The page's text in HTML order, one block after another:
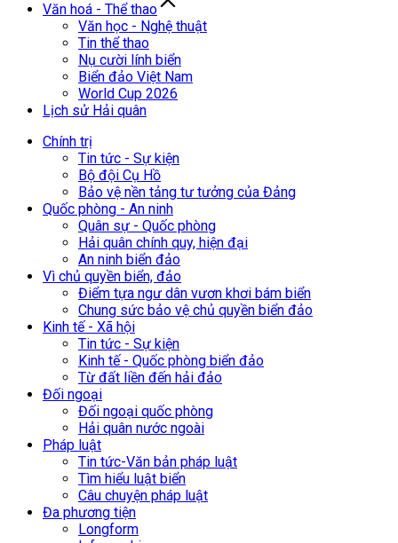
Văn hoá - Thể thao
Văn học - Nghệ thuật
Tin thể thao
Nụ cười lính biển
Biển đảo Việt Nam
World Cup 2026
Lịch sử Hải quân
Chính trị
Tin tức - Sự kiện
Bộ đội Cụ Hồ
Bảo vệ nền tảng tư tưởng của Đảng
Quốc phòng - An ninh
Quân sự - Quốc phòng
Hải quân chính quy, hiện đại
An ninh biển đảo
Vì chủ quyền biển, đảo
Điểm tựa ngư dân vươn khơi bám biển
Chung sức bảo vệ chủ quyền biển đảo
Kinh tế - Xã hội
Tin tức - Sự kiện
Kinh tế - Quốc phòng biển đảo
Từ đất liền đến hải đảo
Đối ngoại
Đối ngoại quốc phòng
Hải quân nước ngoài
Pháp luật
Tin tức-Văn bản pháp luật
Tìm hiểu luật biển
Câu chuyện pháp luật
Đa phương tiện
Longform